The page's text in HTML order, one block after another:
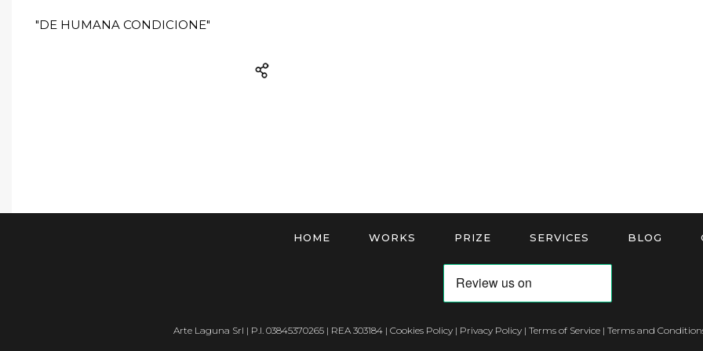
"DE HUMANA CONDICIONE"
HOME WORKS PRIZE SERVICES BLOG
Arte Laguna Srl | P.I. 03845370265 | REA 303184 | Cookies Policy| Privacy Policy| Terms of Service| Terms and